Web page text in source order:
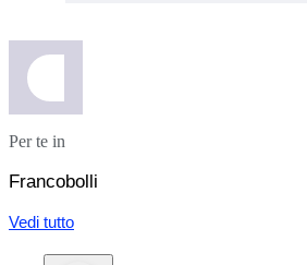
Per te in
Francobolli
Vedi tutto